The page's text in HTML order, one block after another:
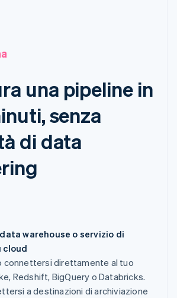
una pipeline in
senza
di data
warehouse o servizio di
cloud
connettersi direttamente al tuo
Redshift, BigQuery o Databricks.
a destinazioni di archiviazione